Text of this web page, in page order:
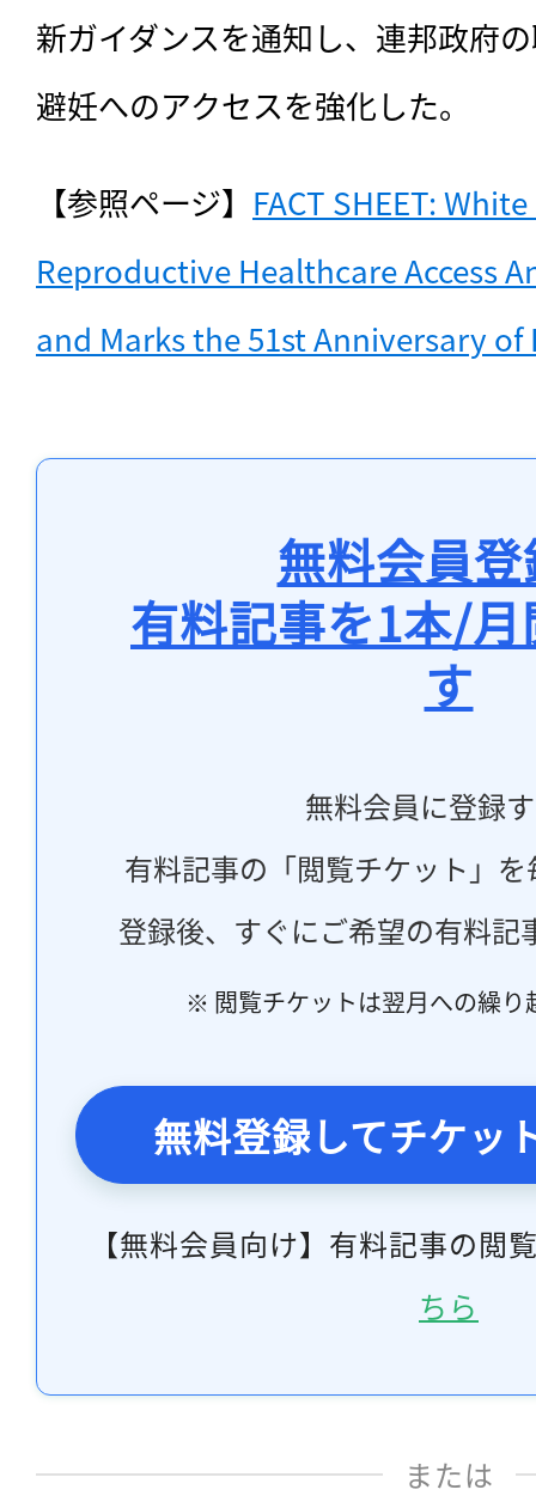
新ガイダンスを通知し、連邦政府
避妊へのアクセスを強化した。
【参照ページ】 FACT SHEET:
Reproductive Healthcare Access
and Marks the 51st Anniversary of
無料会員
有料記事を1本/
す
無料会員に登録
有料記事の「閲覧チケット」
登録後、すぐにご希望の有料記
※ 閲覧チケットは翌月への繰り
無料登録してチケッ
【無料会員向け】有料記事の閲
ちら
または